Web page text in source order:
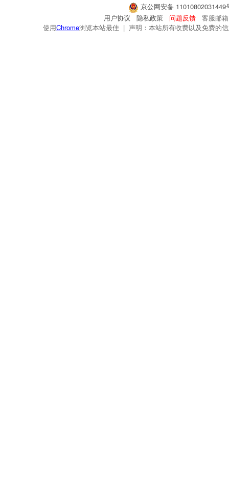
京公网安备
用户协议
隐私政策 问题反馈
客服邮
使用Chrome浏览本站最佳 | 声明：本站所有收费以及免费的